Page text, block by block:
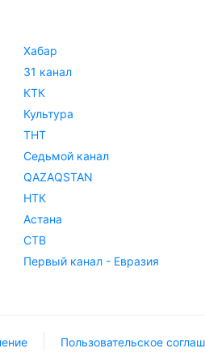
Хабар
31 канал
КТК
Культура
ТНТ
Седьмой канал
QAZAQSTAN
НТК
Астана
СТВ
Первый канал - Евразия
Пользовательское